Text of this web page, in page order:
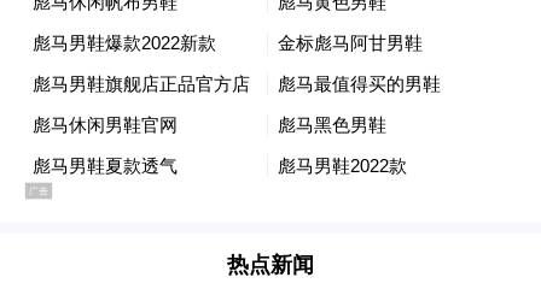
会上，中国移动联合阿里云、火山引擎、华
为云等8家合作伙伴共同组建“Token应用生态
天、豆包、DeepSeek、千问、MiniMax等超
热点新闻